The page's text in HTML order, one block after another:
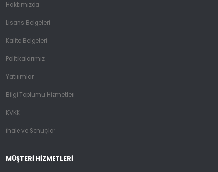
Hakkımızda
Lisans Belgeleri
Kalite Belgeleri
Politikalarımız
Yatırımlar
Bilgi Toplumu Hizmetleri
KVKK
İhale ve Sonuçlar
MÜŞTERI HIZMETLERI